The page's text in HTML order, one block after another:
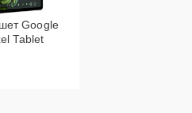
Google
Tablet